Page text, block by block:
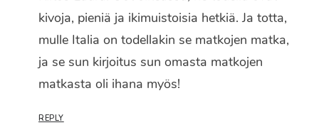
kivoja, pieniä ja ikimuistoisia hetkiä. Ja totta,
mulle Italia on todellakin se matkojen matka,
ja se sun kirjoitus sun omasta matkojen
matkasta oli ihana myös!
REPLY